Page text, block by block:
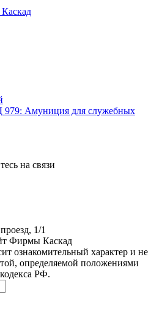
Амуниция для служебных
на связи
1/1
Фирмы Каскад
ознакомительный характер и не
определяемой положениями
РФ.